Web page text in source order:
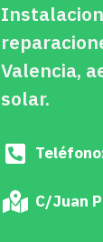
Valencia,
solar.
C/Juan